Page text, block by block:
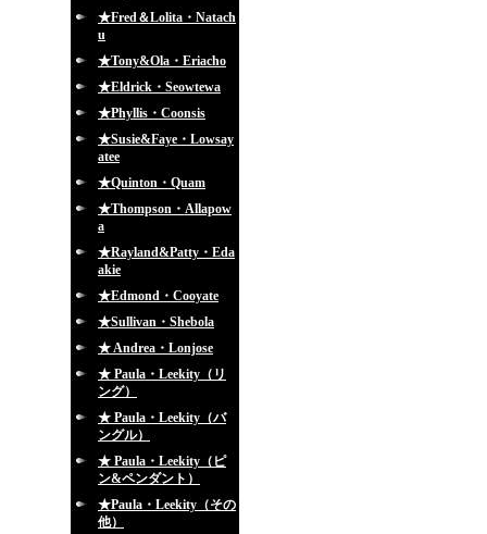
★Fred＆Lolita・Natach
u
★Tony&Ola・Eriacho
★Eldrick・Seowtewa
★Phyllis・Coonsis
★Susie&Faye・Lowsay
atee
★Quinton・Quam
★Thompson・Allapow
a
★Rayland&Patty・Eda
akie
★Edmond・Cooyate
★Sullivan・Shebola
★ Andrea・Lonjose
★ Paula・Leekity（リ
ング）
★ Paula・Leekity（バ
ングル）
★ Paula・Leekity（ピ
ン&ペンダント）
★Paula・Leekity（その
他）